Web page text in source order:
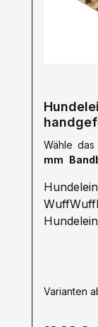
Wähle das
mm
WuffWuffDesign
gefertigt,
Varianten